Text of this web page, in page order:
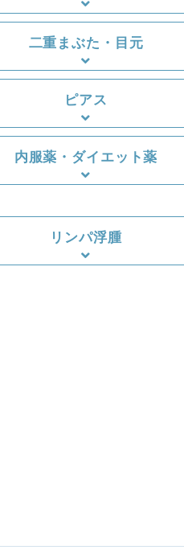
二重まぶた・目元
ピアス
内服薬・ダイエット薬
リンパ浮腫